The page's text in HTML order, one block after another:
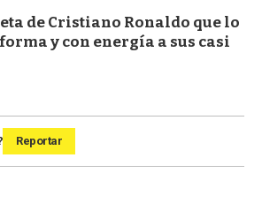
de Cristiano Ronaldo que lo
y con energía a sus casi
Reportar